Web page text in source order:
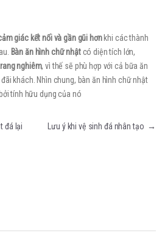
giác kết nối và gần gũi hơnkhi các thành
Bàn ăn hình chữ nhậtcó diện tích lớn,
nghiêm, vì thế sẽ phù hợp với cả bữa ăn
khách. Nhìn chung, bàn ăn hình chữ nhật
tính hữu dụng của nó
đá lại
Lưu ý khi vệ sinh đá nhân tạo →